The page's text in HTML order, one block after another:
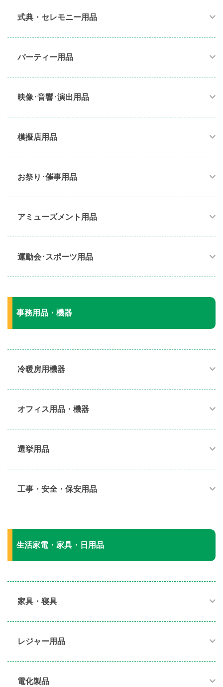
式典・セレモニー用品
パーティー用品​
映像･音響･演出用品​
模擬店用品​
お祭り･催事用品​
アミューズメント用品​
運動会･スポーツ用品​
事務用品・機器
冷暖房用機器​
オフィス用品・機器​
選挙用品
工事・安全・保安用品
生活家電・家具・日用品
家具・寝具​
レジャー用品
電化製品​